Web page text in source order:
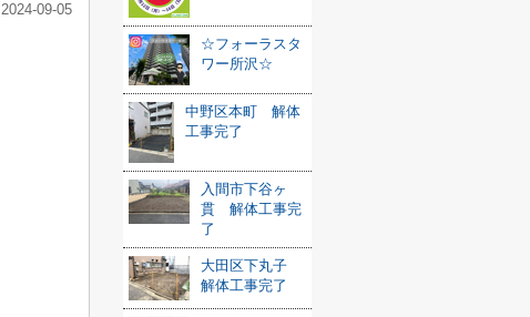
2024-09-05
☆フォーラスタ
ワー所沢☆
中野区本町 解体
工事完了
入間市下谷ヶ
貫 解体工事完
了
大田区下丸子
解体工事完了